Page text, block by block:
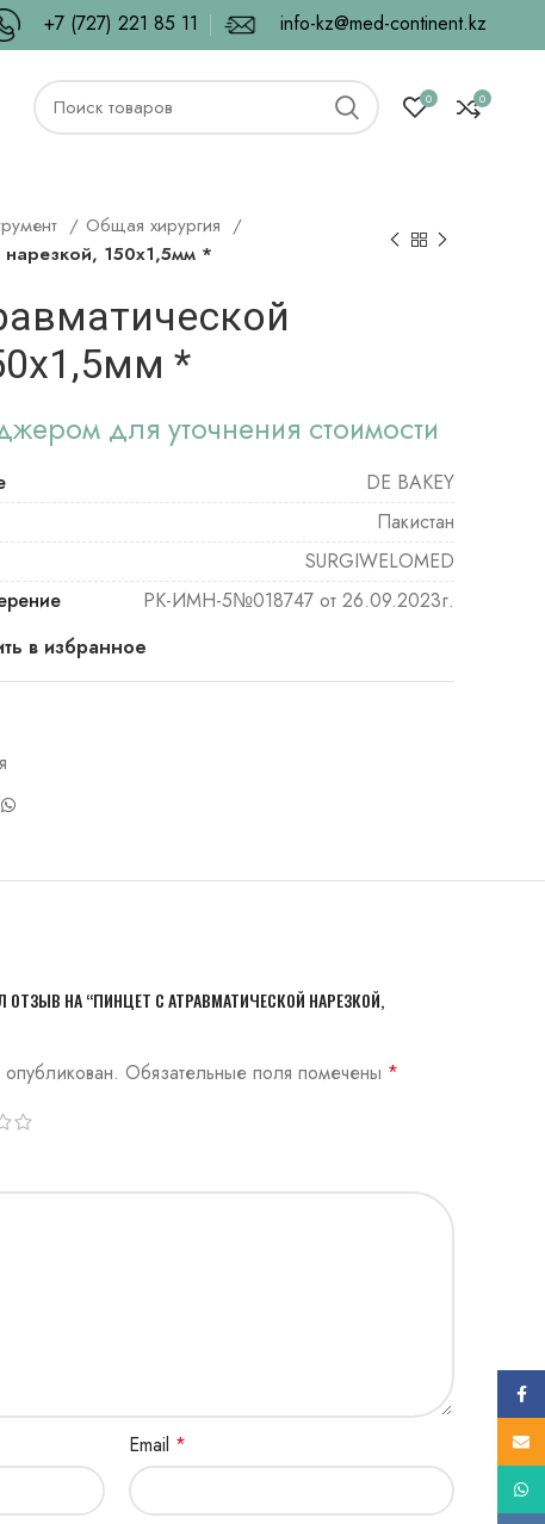
+7 (727) 221 85 11 info-kz@med-continent.kz
0 0
Общая хирургия
нарезкой, 150х1,5мм *
*
для уточнения стоимости
DE BAKEY
Пакистан
SURGIWELOMED
РК-ИМН-5№018747 от 26.09.2023г.
в избранное
НА “ПИНЦЕТ С АТРАВМАТИЧЕСКОЙ НАРЕЗКОЙ,
Обязательные поля помечены *
Email *
E-mail